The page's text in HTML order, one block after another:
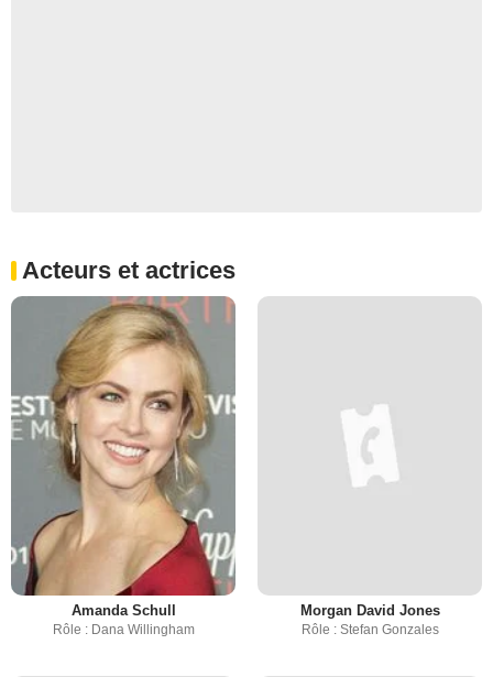
Acteurs et actrices
Amanda Schull
Rôle : Dana Willingham
Morgan David Jones
Rôle : Stefan Gonzales